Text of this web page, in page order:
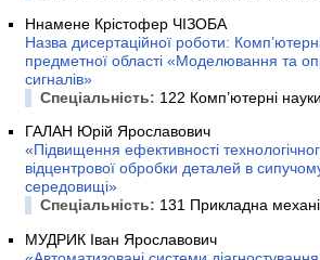
Ннамене Крістофер ЧІЗОБА
Назва дисертаційної роботи:
предметної області «Моделювання та
сигналів»
Спеціальність: 122 Комп’ютерні науки
ГАЛАН Юрій Ярославович
«Підвищення ефективності
відцентрової обробки деталей в
середовищі»
Спеціальність: 131 Прикладна
МУДРИК Іван Ярославович